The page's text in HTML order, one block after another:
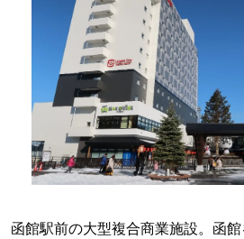
函館駅前の大型複合商業施設。函